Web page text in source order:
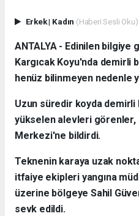
Erkek| Kadın (Haberi Sesli Oku)
ANTALYA - Edinilen bilgiye
Kargıcak Koyu'nda demirli
henüz bilinmeyen nedenle
Uzun süredir koyda demirli
yükselen alevleri görenler,
Merkezi'ne bildirdi.
Teknenin karaya uzak
itfaiye ekipleri yangına
üzerine bölgeye Sahil
sevk edildi.